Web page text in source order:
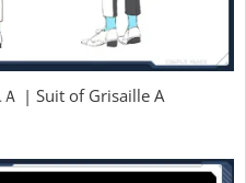
| Suit of Grisaille A